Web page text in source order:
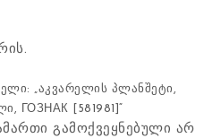
„აკვარელის პლანშეტი,
ГОЗНАК [581981]“
გამოქვეყნებული არ